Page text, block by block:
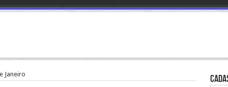
Janeiro